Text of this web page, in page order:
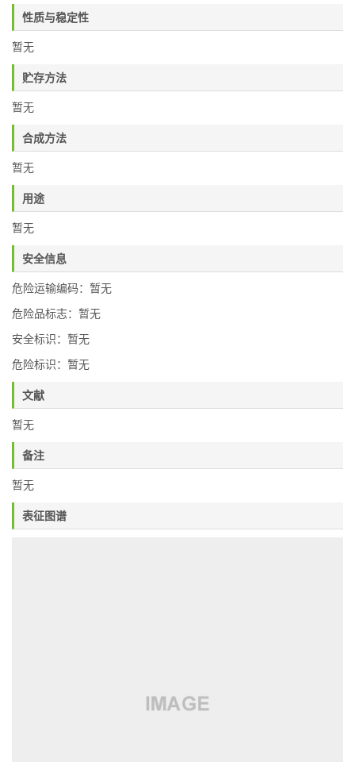
性质与稳定性
暂无
贮存方法
暂无
合成方法
暂无
用途
暂无
安全信息
危险运输编码：暂无
危险品标志：暂无
安全标识：暂无
危险标识：暂无
文献
暂无
备注
暂无
表征图谱